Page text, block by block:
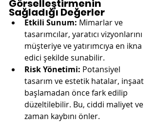
Görselleştirmenin
Sağladığı Değerler
Etkili Sunum: Mimarlar ve
tasarımcılar, yaratıcı vizyonlarını
müşteriye ve yatırımcıya en ikna
edici şekilde sunabilir.
Risk Yönetimi: Potansiyel
tasarım ve estetik hatalar, inşaat
başlamadan önce fark edilip
düzeltilebilir. Bu, ciddi maliyet ve
zaman kaybını önler.